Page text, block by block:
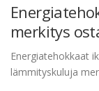
merkitys
Energiatehokkaat
lämmityskuluja